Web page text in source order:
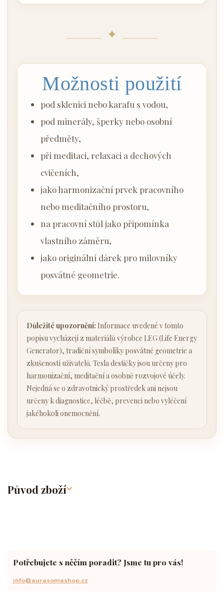
✦
Možnosti použití
pod sklenici nebo karafu s vodou,
pod minerály, šperky nebo osobní
předměty,
při meditaci, relaxaci a dechových
cvičeních,
jako harmonizační prvek pracovního
nebo meditačního prostoru,
na pracovní stůl jako připomínka
vlastního záměru,
jako originální dárek pro milovníky
posvátné geometrie.
Důležité upozornění: Informace uvedené v tomto
popisu vycházejí z materiálů výrobce LEG (Life Energy
Generator), tradiční symboliky posvátné geometrie a
zkušeností uživatelů. Tesla destičky jsou určeny pro
harmonizační, meditační a osobně rozvojové účely.
Nejedná se o zdravotnický prostředek ani nejsou
určeny k diagnostice, léčbě, prevenci nebo vyléčení
jakéhokoli onemocnění.
Původ zboží
Potřebujete s něčím poradit? Jsme tu pro vás!
info@aurasomashop.cz